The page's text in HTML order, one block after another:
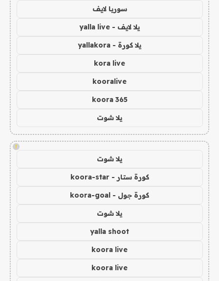
سوريا لايف
يلا لايف - yalla live
يلا كورة - yallakora
kora live
kooralive
koora 365
يلا شوت
!
يلا شوت
كورة ستار - koora-star
كورة جول - koora-goal
يلا شوت
yalla shoot
koora live
koora live